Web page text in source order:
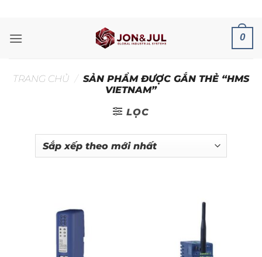
nội
0
TRANG CHỦ / SẢN PHẨM ĐƯỢC GẮN THẺ “HMS
VIETNAM”
LỌC